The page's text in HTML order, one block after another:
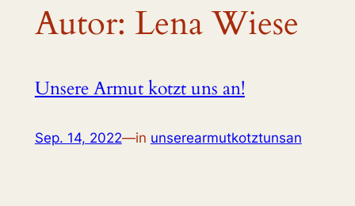
Autor: Lena Wiese
Unsere Armut kotzt uns an!
Sep. 14, 2022—in unserearmutkotztunsan